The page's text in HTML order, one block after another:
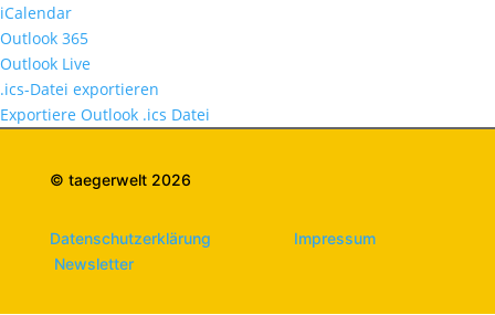
iCalendar
Outlook 365
Outlook Live
.ics-Datei exportieren
Exportiere Outlook .ics Datei
© taegerwelt 2026
Datenschutzerklärung
Impressum
Newsletter